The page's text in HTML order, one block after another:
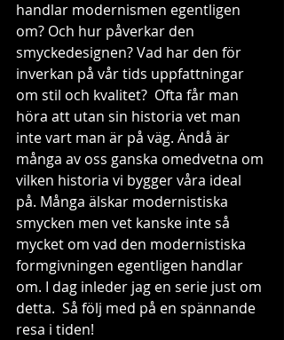
handlar modernismen egentligen
om? Och hur påverkar den
smyckedesignen? Vad har den för
inverkan på vår tids uppfattningar
om stil och kvalitet?  Ofta får man
höra att utan sin historia vet man
inte vart man är på väg. Ändå är
många av oss ganska omedvetna om
vilken historia vi bygger våra ideal
på. Många älskar modernistiska
smycken men vet kanske inte så
mycket om vad den modernistiska
formgivningen egentligen handlar
om. I dag inleder jag en serie just om
detta.  Så följ med på en spännande
resa i tiden!